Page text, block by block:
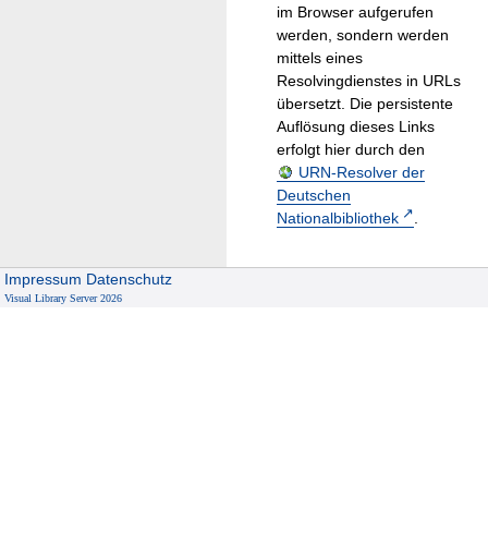
im Browser aufgerufen
werden, sondern werden
mittels eines
Resolvingdienstes in URLs
übersetzt. Die persistente
Auflösung dieses Links
erfolgt hier durch den
URN-Resolver der
Deutschen
Nationalbibliothek
.
Impressum Datenschutz
Visual Library Server 2026